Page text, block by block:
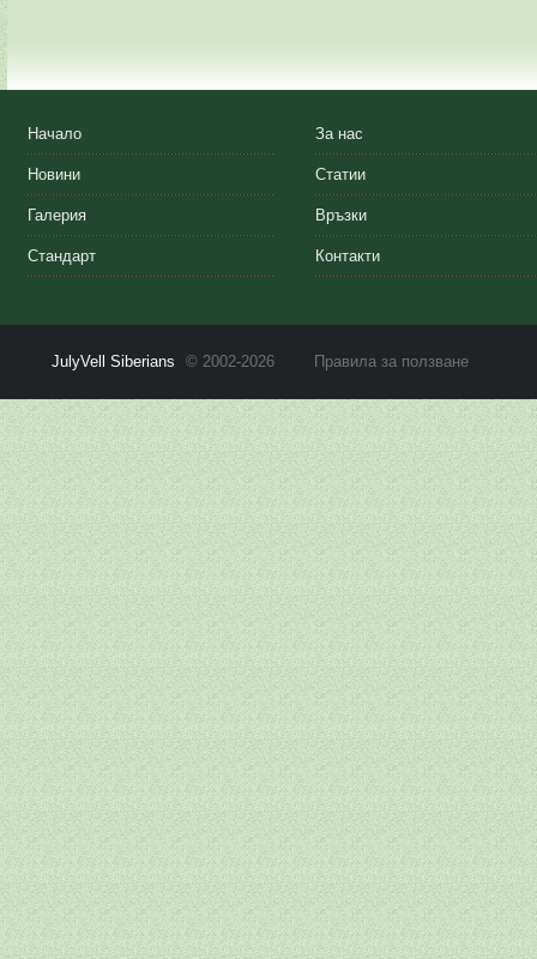
Начало
Новини
Галерия
Стандарт
За нас
Статии
Връзки
Контакти
JulyVell Siberians © 2002-2026 Правила за ползване